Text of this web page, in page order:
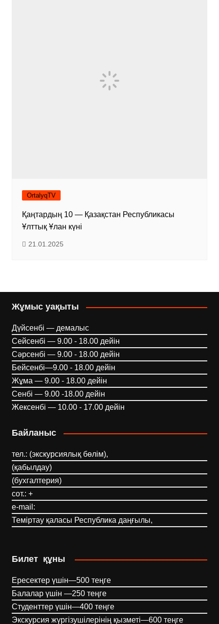
OrtalyqTV
Қаңтардың 10 — Қазақстан Республикасы
Ұлттық Ұлан күні
21.01.2025
Жұмыс уақыты
Дүйсенбі — демалыс
Сейсенбі — 9.00 - 18.00 дейін
Сәрсенбі — 9.00 - 18.00 дейін
Бейсенбі—9.00 - 18.00 дейін
Жұма — 9.00 - 18.00 дейін
Сенбі — 9.00 -18.00 дейін
Жексенбі — 10.00 - 17.00 дейін
Байланыс
тел.: (экскурсиялық бөлім),
(қабылдау)
(бухгалтерия)
сот.: +
e-mail:
Теміртау қаласы Республика даңғылы,
Билет құны
Ересектер үшін—500 теңге
Балалар үшін —250 теңге
Студенттер үшін—400 теңге
Экскурсия жүргізушілерінің қызметі—600 теңге